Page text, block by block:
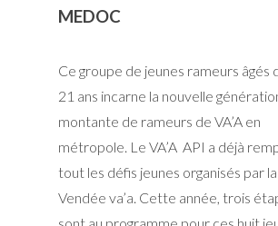
MEDOC
Ce groupe de jeunes rameurs âgés
21 ans incarne la nouvelle
montante de rameurs de VA’A en
métropole. Le VA’A API a déjà
tout les défis jeunes organisés par la
Vendée va’a. Cette année, trois